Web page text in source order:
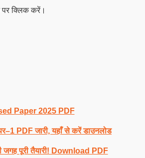
क्लिक करें।
Paper 2025 PDF
PDF जारी, यहाँ से करें डाउनलोड
जगह पूरी तैयारी! Download PDF